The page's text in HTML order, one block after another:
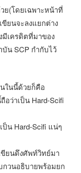
ย(โดยเฉพาะหน้าที่
ขียนจะลงแยกต่าง
มีเครดิตที่มาของ
น SCP กำกับไว้
ในนี้ด้วยก็คือ
อว่าเป็น Hard-Scifi
ป็น Hard-Scifi แน่ๆ
ยนดึงศัพท์วิทย์มา
วนอธิบายพร้อมยก